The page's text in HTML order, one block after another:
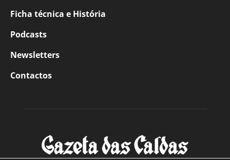
Ficha técnica e História
Podcasts
Newsletters
Contactos